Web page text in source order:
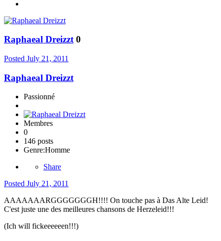
Raphaeal Dreizzt 0
Posted July 21, 2011
Raphaeal Dreizzt
Passionné
Membres
0
146 posts
Genre:Homme
Share
Posted July 21, 2011
AAAAAAARGGGGGGGH!!!! On touche pas à Das Alte Leid!
C'est juste une des meilleures chansons de Herzeleid!!!
(Ich will fickeeeeeen!!!)